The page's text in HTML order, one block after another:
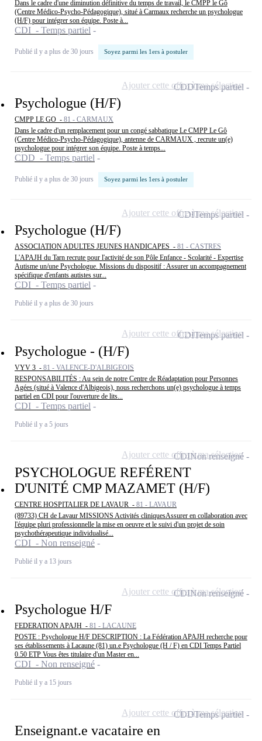
Dans le cadre d'une diminution définitive du temps de travail, le CMPP le Gô
(Centre Médico-Psycho-Pédagogique), situé à Carmaux recherche un psychologue
(H/F) pour intégrer son équipe. Poste à...
CDI - Temps partiel
Publié il y a plus de 30 jours Soyez parmi les 1ers à postuler
Psychologue (H/F)
CMPP LE GO - 81 - CARMAUX
Dans le cadre d'un remplacement pour un congé sabbatique Le CMPP Le Gô
(Centre Médico-Psycho-Pédagogique), antenne de CARMAUX , recrute un(e)
psychologue pour intégrer son équipe. Poste à temps...
CDD - Temps partiel
Publié il y a plus de 30 jours Soyez parmi les 1ers à postuler
CDDTemps partiel
Ajouter cette offre à ma sélection
Psychologue (H/F)
ASSOCIATION ADULTES JEUNES HANDICAPES - 81 - CASTRES
L'APAJH du Tarn recrute pour l'activité de son Pôle Enfance - Scolarité - Expertise
Autisme un/une Psychologue. Missions du dispositif : Assurer un accompagnement
spécifique d'enfants autistes sur...
CDI - Temps partiel
Publié il y a plus de 30 jours
CDITemps partiel
Ajouter cette offre à ma sélection
Psychologue - (H/F)
VYV 3 - 81 - VALENCE-D'ALBIGEOIS
RESPONSABILITÉS : Au sein de notre Centre de Réadaptation pour Personnes
Agées (situé à Valence d'Albigeois), nous recherchons un(e) psychologue à temps
partiel en CDI pour l'ouverture de lits...
CDI - Temps partiel
Publié il y a 5 jours
CDITemps partiel
Ajouter cette offre à ma sélection
PSYCHOLOGUE REFÉRENT
D'UNITÉ CMP MAZAMET (H/F)
CENTRE HOSPITALIER DE LAVAUR - 81 - LAVAUR
(89733) CH de Lavaur MISSIONS Activités cliniquesAssurer en collaboration avec
l'équipe pluri professionnelle la mise en oeuvre et le suivi d'un projet de soin
psychothérapeutique individualisé...
CDI - Non renseigné
Publié il y a 13 jours
CDINon renseigné
Ajouter cette offre à ma sélection
Psychologue H/F
FEDERATION APAJH - 81 - LACAUNE
POSTE : Psychologue H/F DESCRIPTION : La Fédération APAJH recherche pour
ses établissements à Lacaune (81) un.e Psychologue (H / F) en CDI Temps Partiel
0.50 ETP Vous êtes titulaire d'un Master en...
CDI - Non renseigné
Publié il y a 15 jours
CDINon renseigné
Ajouter cette offre à ma sélection
Enseignant.e vacataire en
CDDTemps partiel
Ajouter cette offre à ma sélection